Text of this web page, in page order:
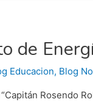
de
Educacion, Blog
Rosendo